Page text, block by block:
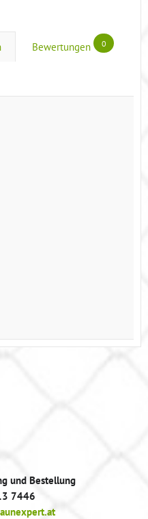
Bewertungen 0
und Bestellung
7446